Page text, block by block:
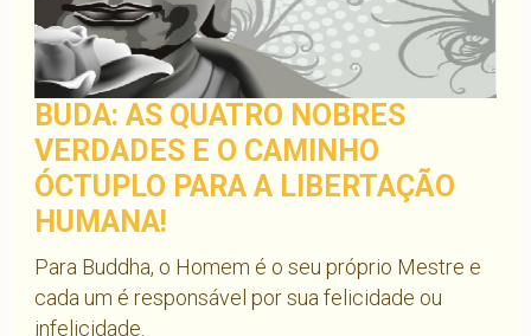
BUDA: AS QUATRO NOBRES
VERDADES E O CAMINHO
ÓCTUPLO PARA A LIBERTAÇÃO
HUMANA!
Para Buddha, o Homem é o seu próprio Mestre e
cada um é responsável por sua felicidade ou
infelicidade.